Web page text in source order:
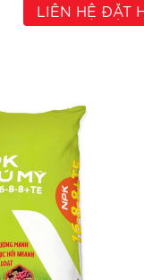
LIÊN HỆ ĐẶT